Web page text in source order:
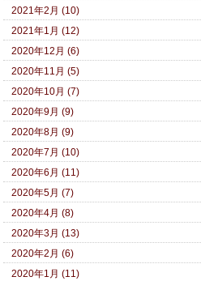
2021年2月 (10)
2021年1月 (12)
2020年12月 (6)
2020年11月 (5)
2020年10月 (7)
2020年9月 (9)
2020年8月 (9)
2020年7月 (10)
2020年6月 (11)
2020年5月 (7)
2020年4月 (8)
2020年3月 (13)
2020年2月 (6)
2020年1月 (11)